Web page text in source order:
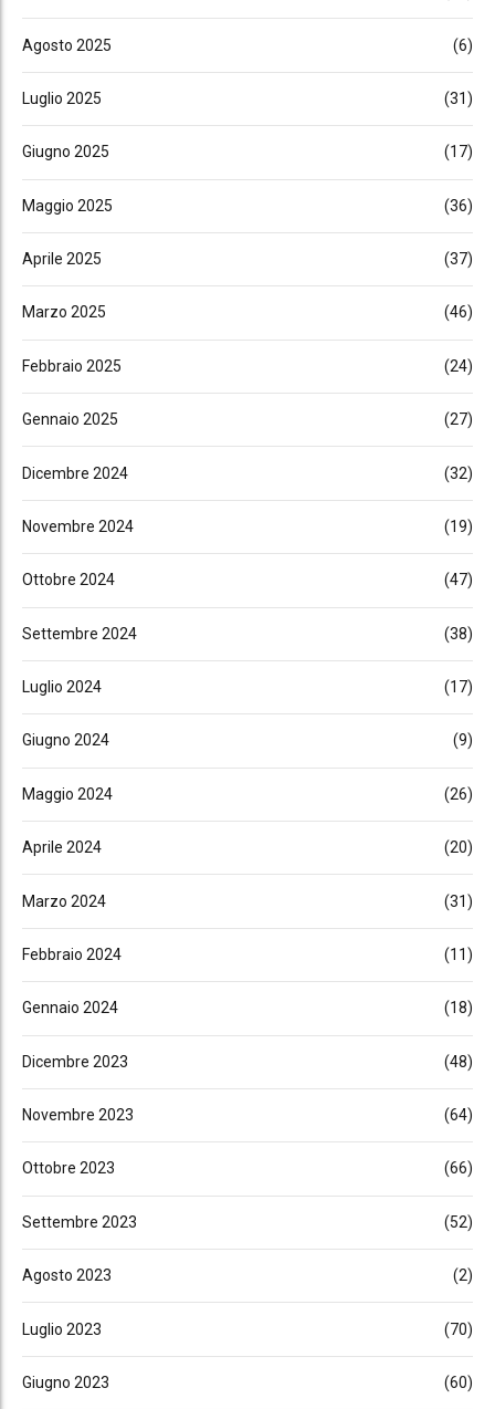
Agosto 2025 (6)
Luglio 2025 (31)
Giugno 2025 (17)
Maggio 2025 (36)
Aprile 2025 (37)
Marzo 2025 (46)
Febbraio 2025 (24)
Gennaio 2025 (27)
Dicembre 2024 (32)
Novembre 2024 (19)
Ottobre 2024 (47)
Settembre 2024 (38)
Luglio 2024 (17)
Giugno 2024 (9)
Maggio 2024 (26)
Aprile 2024 (20)
Marzo 2024 (31)
Febbraio 2024 (11)
Gennaio 2024 (18)
Dicembre 2023 (48)
Novembre 2023 (64)
Ottobre 2023 (66)
Settembre 2023 (52)
Agosto 2023 (2)
Luglio 2023 (70)
Giugno 2023 (60)